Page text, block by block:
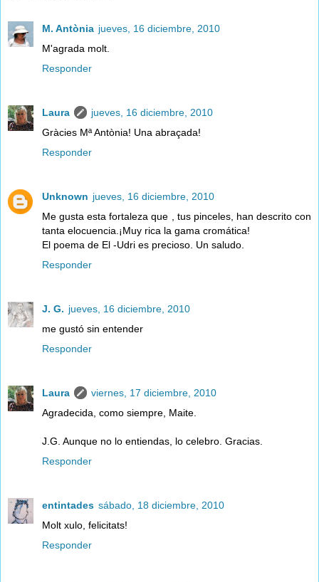
M. Antònia jueves, 16 diciembre, 2010
M'agrada molt.
Responder
Laura
jueves, 16 diciembre, 2010
Gràcies Mª Antònia! Una abraçada!
Responder
Unknown jueves, 16 diciembre, 2010
Me gusta esta fortaleza que , tus pinceles, han descrito con
tanta elocuencia.¡Muy rica la gama cromática!
El poema de El -Udri es precioso. Un saludo.
Responder
J. G. jueves, 16 diciembre, 2010
me gustó sin entender
Responder
Laura
viernes, 17 diciembre, 2010
Agradecida, como siempre, Maite.
J.G. Aunque no lo entiendas, lo celebro. Gracias.
Responder
entintades sábado, 18 diciembre, 2010
Molt xulo, felicitats!
Responder